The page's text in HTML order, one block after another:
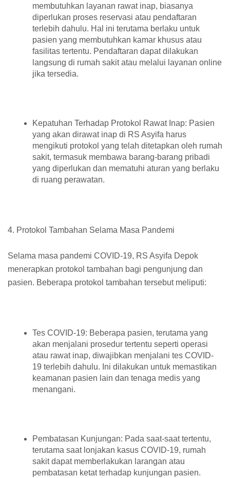
membutuhkan layanan rawat inap, biasanya
diperlukan proses reservasi atau pendaftaran
terlebih dahulu. Hal ini terutama berlaku untuk
pasien yang membutuhkan kamar khusus atau
fasilitas tertentu. Pendaftaran dapat dilakukan
langsung di rumah sakit atau melalui layanan online
jika tersedia.
Kepatuhan Terhadap Protokol Rawat Inap: Pasien
yang akan dirawat inap di RS Asyifa harus
mengikuti protokol yang telah ditetapkan oleh rumah
sakit, termasuk membawa barang-barang pribadi
yang diperlukan dan mematuhi aturan yang berlaku
di ruang perawatan.
4. Protokol Tambahan Selama Masa Pandemi
Selama masa pandemi COVID-19, RS Asyifa Depok
menerapkan protokol tambahan bagi pengunjung dan
pasien. Beberapa protokol tambahan tersebut meliputi:
Tes COVID-19: Beberapa pasien, terutama yang
akan menjalani prosedur tertentu seperti operasi
atau rawat inap, diwajibkan menjalani tes COVID-
19 terlebih dahulu. Ini dilakukan untuk memastikan
keamanan pasien lain dan tenaga medis yang
menangani.
Pembatasan Kunjungan: Pada saat-saat tertentu,
terutama saat lonjakan kasus COVID-19, rumah
sakit dapat memberlakukan larangan atau
pembatasan ketat terhadap kunjungan pasien.